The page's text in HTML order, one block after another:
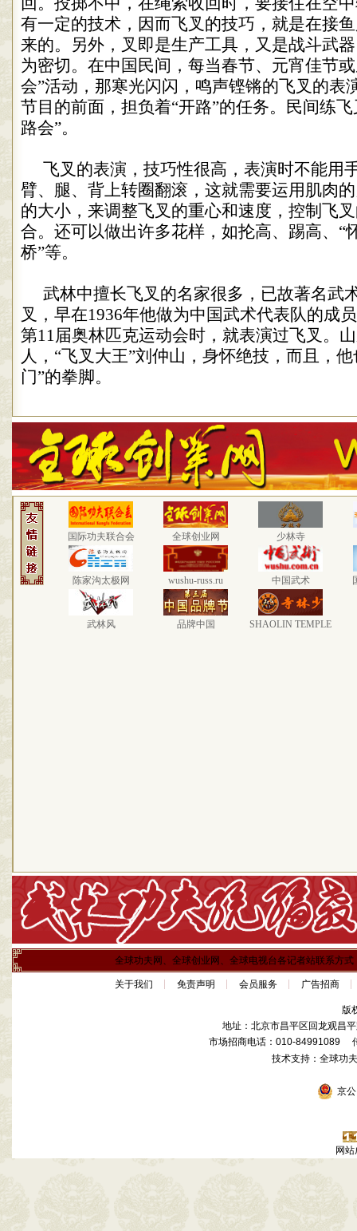
有一定的技术，因而飞叉的技巧，就是在接
来的。另外，叉即是生产工具，又是战斗武
为密切。在中国民间，每当春节、元宵佳节
会”活动，那寒光闪闪，鸣声铿锵的飞叉的表
节目的前面，担负着“开路”的任务。民间练
路会”。
飞叉的表演，技巧性很高，表演时不能用
臂、腿、背上转圈翻滚，这就需要运用肌肉
的大小，来调整飞叉的重心和速度，控制飞
合。还可以做出许多花样，如抡高、踢高、 “
桥”等。
武林中擅长飞叉的名家很多，已故著名武
叉，早在1936年他做为中国武术代表队的成
第11届奥林匹克运动会时，就表演过飞叉。
人， “飞叉大王”刘仲山，身怀绝技，而且，
门”的拳脚。
国际功夫联合会 全球创业网 少林寺
陈家沟太极网 wushu-russ.ru 中国武术
武林风 品牌中国 SHAOLIN TEMPLE
全球功夫网、全球创业网、全球电视台各记者站联系方式
关于我们 免责声明 会员服务 广告招商
版
地址：北京市昌平区回龙观昌
市场招商电话：010-84991089
技术支持：全球
京公
网